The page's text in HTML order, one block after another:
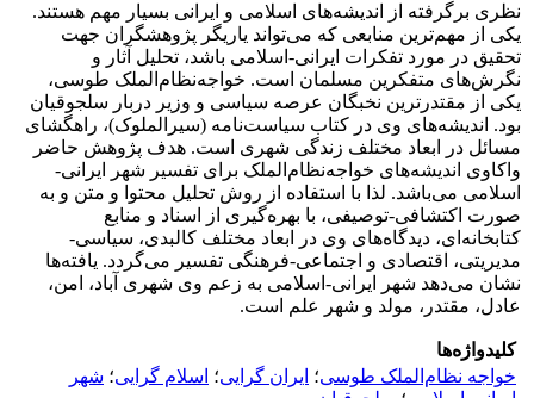
نظری برگرفته از اندیشه‌های اسلامی و ایرانی بسیار مهم هستند.
یکی از مهم‌ترین منابعی که می‌تواند یاریگر پژوهشگران جهت
تحقیق در مورد تفکرات ایرانی-اسلامی باشد، تحلیل آثار و
نگرش‌های متفکرین مسلمان است. خواجه‌نظام‌الملک طوسی،
یکی از مقتدرترین نخبگان عرصه سیاسی و وزیر دربار سلجوقیان
بود. اندیشه‌های وی در کتاب سیاست‌نامه (سیرالملوک)، راهگشای
مسائل در ابعاد مختلف زندگی شهری است. هدف پژوهش حاضر
واکاوی اندیشه‌های خواجه‌نظام‌الملک برای تفسیر شهر ایرانی-
اسلامی می‌باشد. لذا با استفاده از روش تحلیل محتوا و متن و به
صورت اکتشافی-توصیفی، با بهره‌گیری از اسناد و منابع
کتابخانه‌ای، دیدگاه‌های وی در ابعاد مختلف کالبدی، سیاسی-
مدیریتی، اقتصادی و اجتماعی-فرهنگی تفسیر می‌گردد. یافته‌ها
نشان می‌دهد شهر ایرانی-اسلامی به زعم وی شهری آباد، امن،
عادل، مقتدر، مولد و شهر علم است.
کلیدواژه‌ها
خواجه نظام‌الملک طوسی؛ ایران گرایی؛ اسلام گرایی؛ شهر